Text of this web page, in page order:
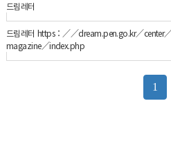
드림레터
드림레터 https：／／dream.pen.go.kr／center／
magazine／index.php
1